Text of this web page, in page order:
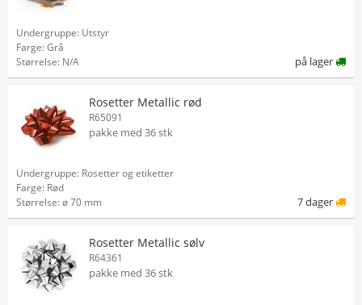
Undergruppe: Utstyr
Farge: Grå
Størrelse: N/A
på lager
Rosetter Metallic rød
R65091
pakke med 36 stk
Undergruppe: Rosetter og etiketter
Farge: Rød
Størrelse: ø 70 mm
7 dager
Rosetter Metallic sølv
R64361
pakke med 36 stk